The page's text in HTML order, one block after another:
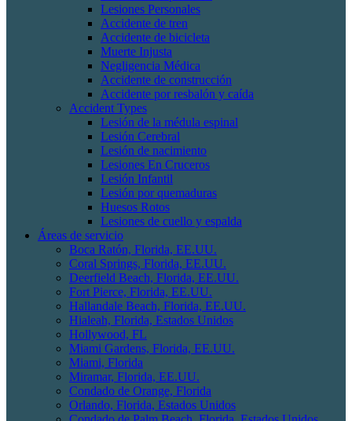
Lesiones Personales
Accidente de tren
Accidente de bicicleta
Muerte Injusta
Negligencia Médica
Accidente de construcción
Accidente por resbalón y caída
Accident Types
Lesión de la médula espinal
Lesión Cerebral
Lesión de nacimiento
Lesiones En Cruceros
Lesión Infantil
Lesión por quemaduras
Huesos Rotos
Lesiones de cuello y espalda
Áreas de servicio
Boca Ratón, Florida, EE.UU.
Coral Springs, Florida, EE.UU.
Deerfield Beach, Florida, EE.UU.
Fort Pierce, Florida, EE.UU.
Hallandale Beach, Florida, EE.UU.
Hialeah, Florida, Estados Unidos
Hollywood, FL
Miami Gardens, Florida, EE.UU.
Miami, Florida
Miramar, Florida, EE.UU.
Condado de Orange, Florida
Orlando, Florida, Estados Unidos